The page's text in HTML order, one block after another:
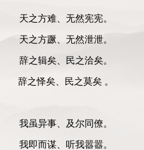
天之方难、无然宪宪。
天之方蹶、无然泄泄。
辞之辑矣、民之洽矣。
辞之怿矣、民之莫矣 。
我虽异事、及尔同僚。
我即而谋、听我嚣嚣。